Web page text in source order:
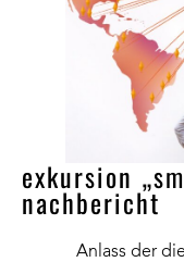
exkursion
nachbericht
Anlass der